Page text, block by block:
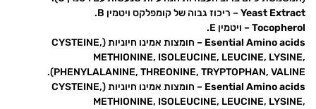
Yeast Extract – ריכוז גבוה של קומפלקס ויטמין B.
Tocopherol – ויטמין E.
Esential Amino acids
– חומצות אמינו חיוניות (CYSTEINE,
METHIONINE, ISOLEUCINE, LEUCINE, LYSINE,
PHENYLALANINE, THREONINE, TRYPTOPHAN, VALINE).
Esential Amino acids
– חומצות אמינו חיוניות (CYSTEINE,
METHIONINE, ISOLEUCINE, LEUCINE, LYSINE,